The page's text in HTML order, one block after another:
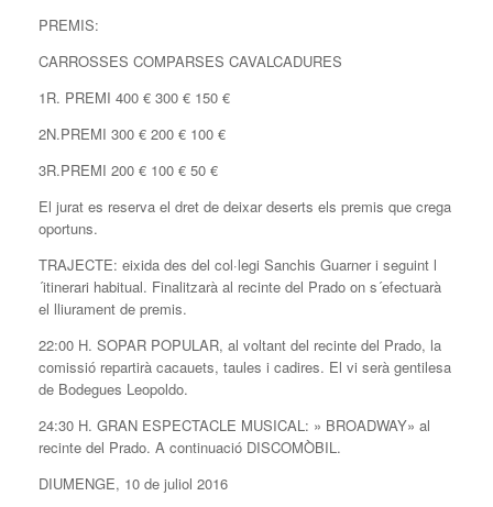
PREMIS:
CARROSSES COMPARSES CAVALCADURES
1R. PREMI 400 € 300 € 150 €
2N.PREMI 300 € 200 € 100 €
3R.PREMI 200 € 100 € 50 €
El jurat es reserva el dret de deixar deserts els premis que crega
oportuns.
TRAJECTE: eixida des del col·legi Sanchis Guarner i seguint l
´itinerari habitual. Finalitzarà al recinte del Prado on s´efectuarà
el lliurament de premis.
22:00 H. SOPAR POPULAR, al voltant del recinte del Prado, la
comissió repartirà cacauets, taules i cadires. El vi serà gentilesa
de Bodegues Leopoldo.
24:30 H. GRAN ESPECTACLE MUSICAL: » BROADWAY» al
recinte del Prado. A continuació DISCOMÒBIL.
DIUMENGE, 10 de juliol 2016